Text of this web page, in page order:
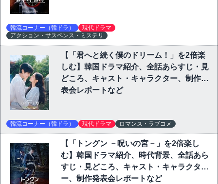
韓流コーナー（韓ドラ）
現代ドラマ
アクション・サスペンス・ミステリ
【「君へと続く僕のドリーム！」を2倍楽
しむ】韓国ドラマ紹介、全話あらすじ・見
どころ、キャスト・キャラクター、制作発
表会レポートなど
韓流コーナー（韓ドラ） 現代ドラマ ロマンス・ラブコメ
【「トングン －呪いの宮－」を2倍楽し
む】韓国ドラマ紹介、時代背景、全話あら
すじ・見どころ、キャスト・キャラクタ
ー、制作発表会レポートなど